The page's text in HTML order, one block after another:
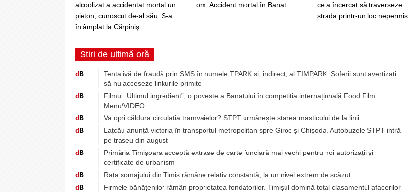
alcoolizat a accidentat mortal un
pieton, cunoscut de-al său. S-a
întâmplat la Cărpiniş
om. Accident mortal în Banat
ce a încercat să traverseze
strada printr-un loc nepermis
Știri de ultimă oră
dB
Tentativă de fraudă prin SMS în numele TPARK și, indirect, al TIMPARK. Șoferii sunt avertizați
să nu acceseze linkurile primite
dB
Filmul „Ultimul ingredient”, o poveste a Banatului în competiția internațională Food Film
Menu/VIDEO
dB
Va opri căldura circulația tramvaielor? STPT urmărește starea masticului de la linii
dB
Lațcău anunță victoria în transportul metropolitan spre Giroc și Chișoda. Autobuzele STPT intră
pe traseu din august
dB
Primăria Timișoara acceptă extrase de carte funciară mai vechi pentru noi autorizații și
certificate de urbanism
dB
Rata șomajului din Timiș rămâne relativ constantă, la un nivel extrem de scăzut
dB
Firmele bănățenilor rămân proprietatea fondatorilor. Timișul domină total clasamentul afacerilor